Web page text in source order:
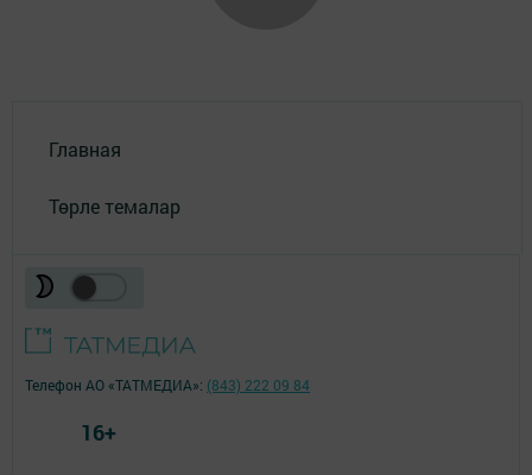
Главная
Төрле темалар
Телефон АО «ТАТМЕДИА»: (843) 222 09 84
16+